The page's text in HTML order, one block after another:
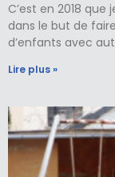
C’est en 2018 que
dans le but de
d’enfants avec
Lire plus »